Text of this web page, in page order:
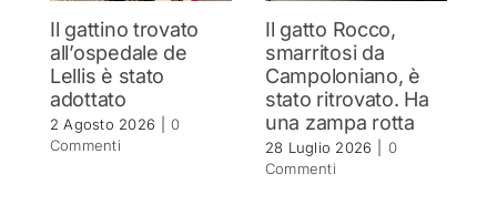
Il gattino trovato
all’ospedale de
Lellis è stato
adottato
2 Agosto 2026
0
Commenti
Il gatto Rocco,
smarritosi da
Campoloniano, è
stato ritrovato. Ha
una zampa rotta
28 Luglio 2026
0
Commenti